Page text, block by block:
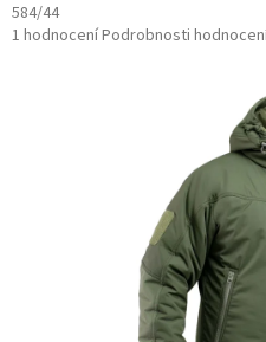
584/44
Průměrné
1 hodnoceníPodrobnosti